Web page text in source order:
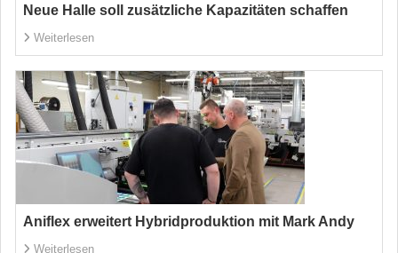
Neue Halle soll zusätzliche Kapazitäten schaffen
Weiterlesen
Aniflex erweitert Hybridproduktion mit Mark Andy
Weiterlesen